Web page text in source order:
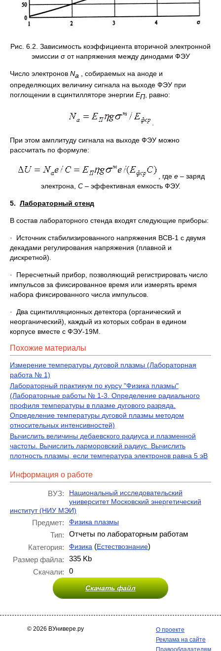
Рис. 6.2. Зависимость коэффициента вторичной электронной
эмиссии σ от напряжения между динодами ФЭУ
Число электронов Na
, собираемых на аноде и
определяющих величину сигнала на выходе ФЭУ при
поглощении в сцинтилляторе энергии EП, равно:
.
При этом амплитуду сигнала на выходе ФЭУ можно
рассчитать по формуле:
, где e – заряд
электрона, C– эффективная емкость ФЭУ.
5. Лабораторный стенд
В состав лабораторного стенда входят следующие приборы:
· Источник стабилизированного напряжения ВСВ-1 с двумя
декадами регулирования напряжения (плавной и
дискретной).
· Пересчетный прибор, позволяющий регистрировать число
импульсов за фиксированное время или измерять время
набора фиксированного числа импульсов.
· Два сцинтилляционных детектора (органический и
неорганический), каждый из которых собран в едином
корпусе вместе с ФЭУ-19М.
Похожие материалы
Измерение температуры дуговой плазмы (Лабораторная
работа № 1)
Лабораторный практикум по курсу "Физика плазмы"
(Лабораторные работы № 1-3. Определение радиального
профиля температуры в плазме дугового разряда.
Определение температуры дуговой плазмы методом
относительных интенсивностей)
Вычислить величины дебаевского радиуса и плазменной
частоты. Вычислить ларморовский радиус. Вычислить
плотность плазмы, если температура электронов равна 5 эВ
Информация о работе
ВУЗ:
Национальный исследовательский
университет Московский энергетический
институт (НИУ МЭИ)
Предмет: Физика плазмы
Тип:
Отчеты по лабораторным работам
Категория:
Физика (Естествознание)
Размер файла:
335 Kb
Скачали:
0
Скачать файл
© 2026 ВУнивере.ру
О проекте
Реклама на сайте